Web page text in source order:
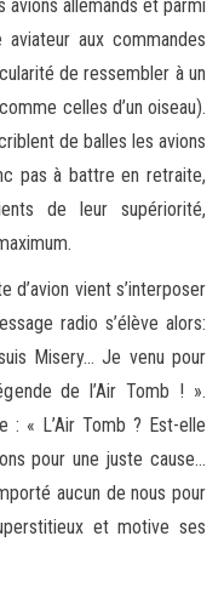
allemands et parmi
aux commandes
de ressembler à un
celles d’un oiseau).
de balles les avions
pas à battre en retraite,
de leur supériorité,
d’avion vient s’interposer
radio s’élève alors:
Misery… Je venu pour
de l’Air Tomb ! ».
: « L’Air Tomb ? Est-elle
pour une juste cause…
aucun de nous pour
et motive ses